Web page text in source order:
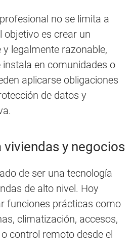
no se limita a
objetivo es crear un
legalmente razonable,
en comunidades o
aplicarse obligaciones
de datos y
y negocios
de ser una tecnología
de alto nivel. Hoy
funciones prácticas como
climatización, accesos,
control remoto desde el